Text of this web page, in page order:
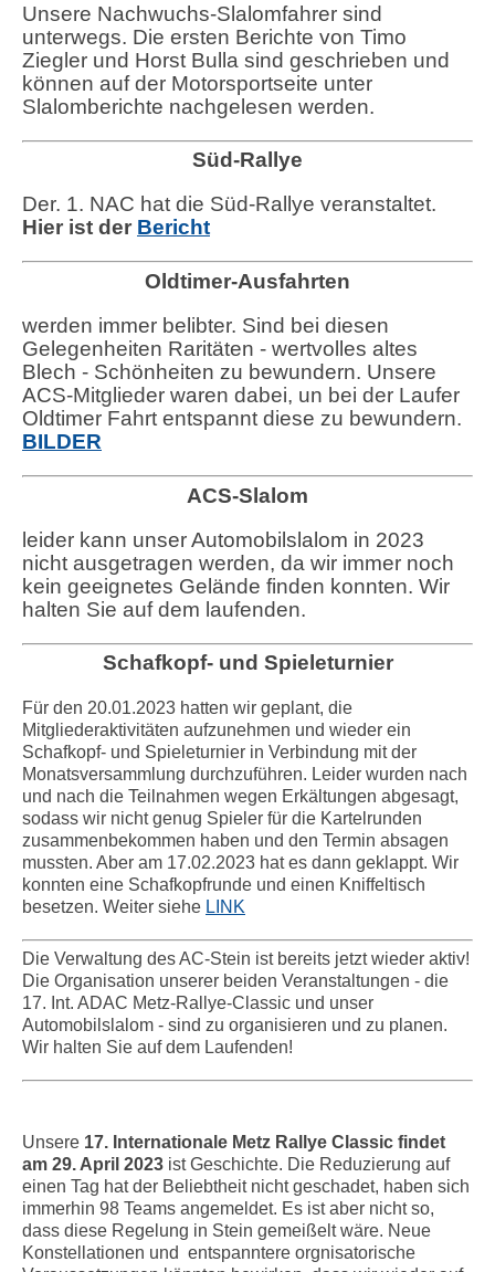
Unsere Nachwuchs-Slalomfahrer sind
unterwegs. Die ersten Berichte von Timo
Ziegler und Horst Bulla sind geschrieben und
können auf der Motorsportseite unter
Slalomberichte nachgelesen werden.
Süd-Rallye
Der. 1. NAC hat die Süd-Rallye veranstaltet.
Hier ist der Bericht
Oldtimer-Ausfahrten
werden immer belibter. Sind bei diesen
Gelegenheiten Raritäten - wertvolles altes
Blech - Schönheiten zu bewundern. Unsere
ACS-Mitglieder waren dabei, un bei der Laufer
Oldtimer Fahrt entspannt diese zu bewundern.
BILDER
ACS-Slalom
leider kann unser Automobilslalom in 2023
nicht ausgetragen werden, da wir immer noch
kein geeignetes Gelände finden konnten. Wir
halten Sie auf dem laufenden.
Schafkopf- und Spieleturnier
Für den 20.01.2023 hatten wir geplant, die
Mitgliederaktivitäten aufzunehmen und wieder ein
Schafkopf- und Spieleturnier in Verbindung mit der
Monatsversammlung durchzuführen. Leider wurden nach
und nach die Teilnahmen wegen Erkältungen abgesagt,
sodass wir nicht genug Spieler für die Kartelrunden
zusammenbekommen haben und den Termin absagen
mussten. Aber am 17.02.2023 hat es dann geklappt. Wir
konnten eine Schafkopfrunde und einen Kniffeltisch
besetzen. Weiter siehe LINK
Die Verwaltung des AC-Stein ist bereits jetzt wieder aktiv!
Die Organisation unserer beiden Veranstaltungen - die
17. Int. ADAC Metz-Rallye-Classic und unser
Automobilslalom - sind zu organisieren und zu planen.
Wir halten Sie auf dem Laufenden!
Unsere 17. Internationale Metz Rallye Classic findet
am 29. April 2023 ist Geschichte. Die Reduzierung auf
einen Tag hat der Beliebtheit nicht geschadet, haben sich
immerhin 98 Teams angemeldet. Es ist aber nicht so,
dass diese Regelung in Stein gemeißelt wäre. Neue
Konstellationen und entspanntere orgnisatorische